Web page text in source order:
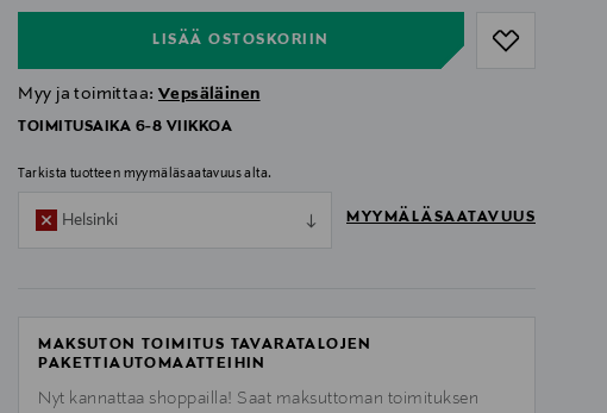
LISÄÄ OSTOSKORIIN
Myy ja toimittaa: Vepsäläinen
TOIMITUSAIKA 6-8 VIIKKOA
Tarkista tuotteen myymäläsaatavuus alta.
Helsinki MYYMÄLÄSAATAVUUS
MAKSUTON TOIMITUS TAVARATALOJEN
PAKETTIAUTOMAATTEIHIN
Nyt kannattaa shoppailla! Saat maksuttoman toimituksen